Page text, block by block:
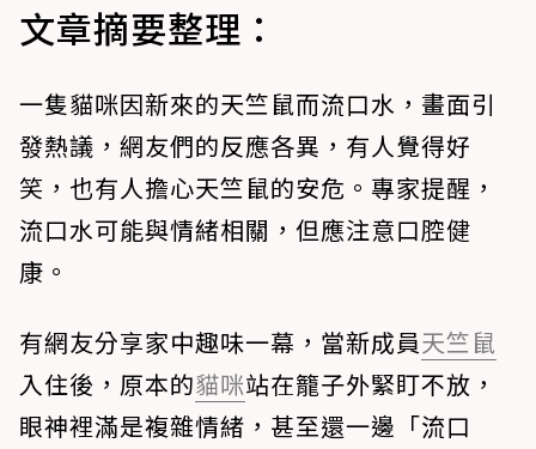
文章摘要整理：
一隻貓咪因新來的天竺鼠而流口水，畫面引
發熱議，網友們的反應各異，有人覺得好
笑，也有人擔心天竺鼠的安危。專家提醒，
流口水可能與情緒相關，但應注意口腔健
康。
有網友分享家中趣味一幕，當新成員天竺鼠
入住後，原本的貓咪站在籠子外緊盯不放，
眼神裡滿是複雜情緒，甚至還一邊「流口